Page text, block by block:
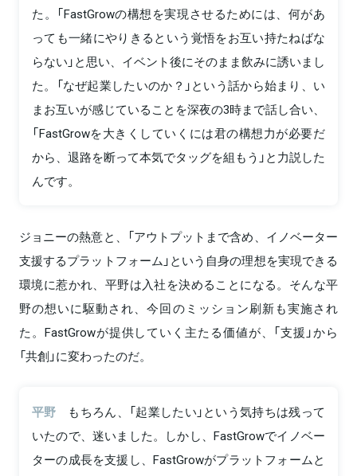
た。「FastGrowの構想を実現させるためには、何があ
っても一緒にやりきるという覚悟をお互い持たねばな
らない」と思い、イベント後にそのまま飲みに誘いまし
た。「なぜ起業したいのか？」という話から始まり、い
まお互いが感じていることを深夜の3時まで話し合い、
「FastGrowを大きくしていくには君の構想力が必要だ
から、退路を断って本気でタッグを組もう」と力説した
んです。
ジョニーの熱意と、「アウトプットまで含め、イノベーター
支援するプラットフォーム」という自身の理想を実現できる
環境に惹かれ、平野は入社を決めることになる。そんな平
野の想いに駆動され、今回のミッション刷新も実施され
た。FastGrowが提供していく主たる価値が、「支援」から
「共創」に変わったのだ。
平野
もちろん、「起業したい」という気持ちは残って
いたので、迷いました。しかし、FastGrowでイノベー
ターの成長を支援し、FastGrowがプラットフォームと